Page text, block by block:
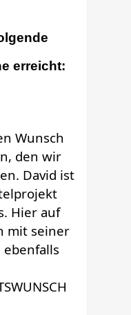
erreicht:
Wunsch
den wir
David ist
Hier auf
mit seiner